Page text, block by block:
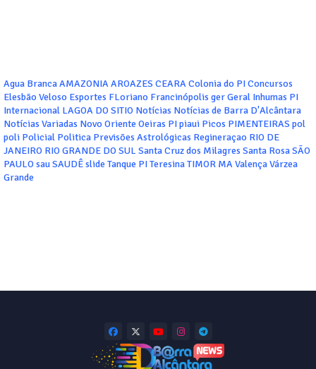
Agua BrancaAMAZONIAAROAZES CEARAColonia do PIConcursos
Elesbão Veloso Esportes FLoriano Francinópolis gerGeral Inhumas PI
Internacional LAGOA DO SITIO Notícias Notícias de Barra D'Alcântara
Notícias Variadas Novo Oriente Oeiras PIpiaui Picos PIMENTEIRAS pol
poli Policial Politica Previsões Astrológicas Regineraçao RIO DE
JANEIRO RIO GRANDE DO SUL Santa Cruz dos Milagres Santa RosaSÃO
PAULOsauSAUDÊslide Tanque PITeresinaTIMOR MAValençaVárzea
Grande